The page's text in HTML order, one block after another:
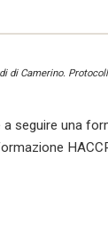
di Camerino.
seguire una